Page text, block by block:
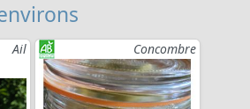
Ail Concombre